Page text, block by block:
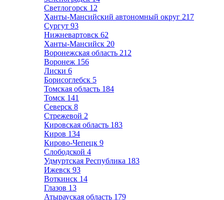
Светлогорск 12
Ханты-Мансийский автономный округ 217
Сургут 93
Нижневартовск 62
Ханты-Мансийск 20
Воронежская область 212
Воронеж 156
Лиски 6
Борисоглебск 5
Томская область 184
Томск 141
Северск 8
Стрежевой 2
Кировская область 183
Киров 134
Кирово-Чепецк 9
Слободской 4
Удмуртская Республика 183
Ижевск 93
Воткинск 14
Глазов 13
Атырауская область 179